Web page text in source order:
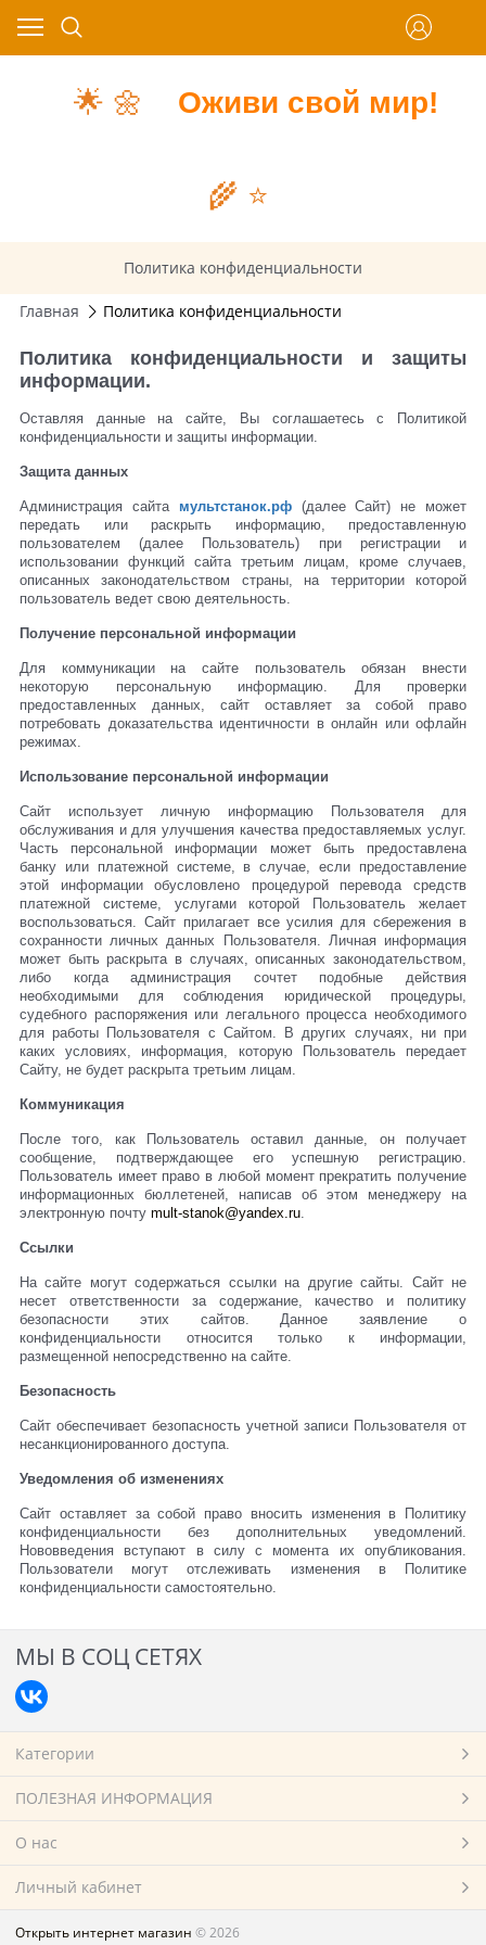
🌟 🌼 Оживи свой мир!
🌾 ⭐️
Политика конфиденциальности
Главная Политика конфиденциальности
Политика конфиденциальности и защиты
информации.
Оставляя данные на сайте, Вы соглашаетесь с Политикой
конфиденциальности и защиты информации.
Защита данных
Администрация сайта мультстанок.рф(далее Сайт) не может
передать или раскрыть информацию, предоставленную
пользователем (далее Пользователь) при регистрации и
использовании функций сайта третьим лицам, кроме случаев,
описанных законодательством страны, на территории которой
пользователь ведет свою деятельность.
Получение персональной информации
Для коммуникации на сайте пользователь обязан внести
некоторую персональную информацию. Для проверки
предоставленных данных, сайт оставляет за собой право
потребовать доказательства идентичности в онлайн или офлайн
режимах.
Использование персональной информации
Сайт использует личную информацию Пользователя для
обслуживания и для улучшения качества предоставляемых услуг.
Часть персональной информации может быть предоставлена
банку или платежной системе, в случае, если предоставление
этой информации обусловлено процедурой перевода средств
платежной системе, услугами которой Пользователь желает
воспользоваться. Сайт прилагает все усилия для сбережения в
сохранности личных данных Пользователя. Личная информация
может быть раскрыта в случаях, описанных законодательством,
либо когда администрация сочтет подобные действия
необходимыми для соблюдения юридической процедуры,
судебного распоряжения или легального процесса необходимого
для работы Пользователя с Сайтом. В других случаях, ни при
каких условиях, информация, которую Пользователь передает
Сайту, не будет раскрыта третьим лицам.
Коммуникация
После того, как Пользователь оставил данные, он получает
сообщение, подтверждающее его успешную регистрацию.
Пользователь имеет право в любой момент прекратить получение
информационных бюллетеней, написав об этом менеджеру на
электронную почту mult-stanok@yandex.ru
Ссылки
На сайте могут содержаться ссылки на другие сайты. Сайт не
несет ответственности за содержание, качество и политику
безопасности этих сайтов. Данное заявление о
конфиденциальности относится только к информации,
размещенной непосредственно на сайте.
Безопасность
Сайт обеспечивает безопасность учетной записи Пользователя от
несанкционированного доступа.
Уведомления об изменениях
Сайт оставляет за собой право вносить изменения в Политику
конфиденциальности без дополнительных уведомлений.
Нововведения вступают в силу с момента их опубликования.
Пользователи могут отслеживать изменения в Политике
конфиденциальности самостоятельно.
МЫ В СОЦ СЕТЯХ
Категории
ПОЛЕЗНАЯ ИНФОРМАЦИЯ
О нас
Личный кабинет
Открыть интернет магазин © 2026